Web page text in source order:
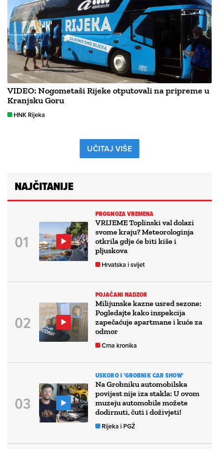
VIDEO: Nogometaši Rijeke otputovali na pripreme u
Kranjsku Goru
HNK Rijeka
UČITAJ VIŠE
NAJČITANIJE
PROGNOZA VREMENA
VRIJEME Toplinski val dolazi
svome kraju? Meteorologinja
otkrila gdje će biti kiše i
pljuskova
Hrvatska i svijet
POJAČANI NADZOR
Milijunske kazne usred sezone:
Pogledajte kako inspekcija
zapečaćuje apartmane i kuće za
odmor
Crna kronika
USKORO I 'GROBNIK CAR SHOW'
Na Grobniku automobilska
povijest nije iza stakla: U ovom
muzeju automobile možete
dodirnuti, čuti i doživjeti!
Rijeka i PGŽ